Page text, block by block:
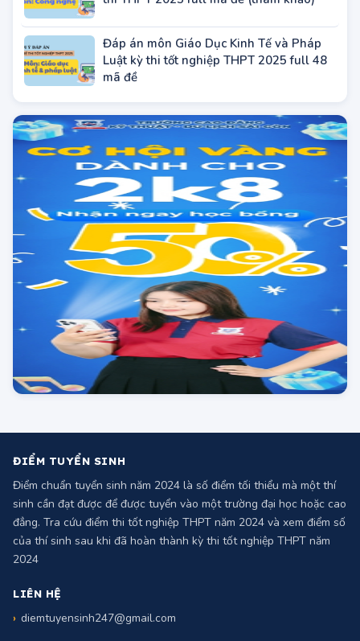
tuyển sinh 2025
Đáp án môn Tin học kỳ thi THPT 2025
Đáp án môn Công nghệ Nông nghiệp kỳ
thi THPT 2025 full mã đề (tham khảo)
Đáp án môn Công nghệ Công nghiệp kỳ
thi THPT 2025 full mã đề (tham khảo)
Đáp án môn Giáo Dục Kinh Tế và Pháp
Luật kỳ thi tốt nghiệp THPT 2025 full 48
mã đề